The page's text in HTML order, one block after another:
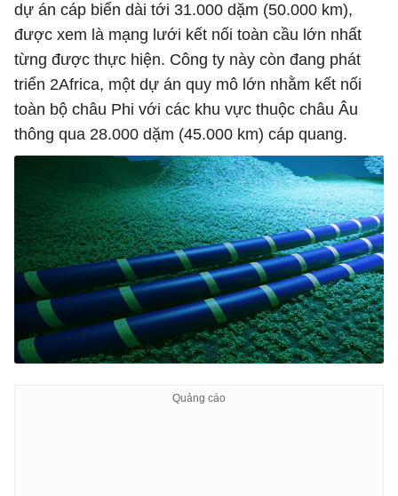
dự án cáp biển dài tới 31.000 dặm (50.000 km),
được xem là mạng lưới kết nối toàn cầu lớn nhất
từng được thực hiện. Công ty này còn đang phát
triển 2Africa, một dự án quy mô lớn nhằm kết nối
toàn bộ châu Phi với các khu vực thuộc châu Âu
thông qua 28.000 dặm (45.000 km) cáp quang.